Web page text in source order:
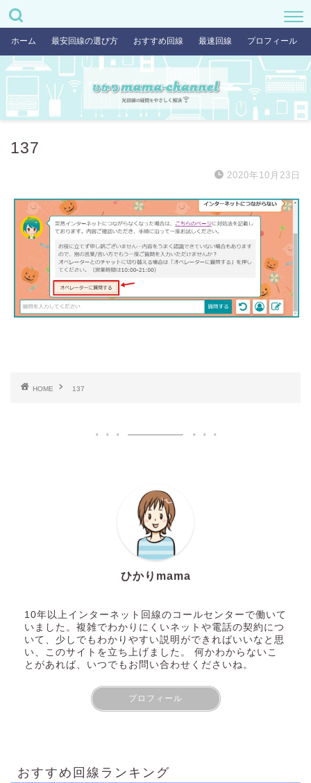
ホーム 最安回線の選び方 おすすめ回線 最速回線 プロフィール
137
2020年10月23日
HOME 137
ひかりmama
10年以上インターネット回線のコールセンターで働いて
いました。複雑でわかりにくいネットや電話の契約につ
いて、少しでもわかりやすい説明ができればいいなと思
い、このサイトを立ち上げました。 何かわからないこ
とがあれば、いつでもお問い合わせくださいね。
プロフィール
おすすめ回線ランキング